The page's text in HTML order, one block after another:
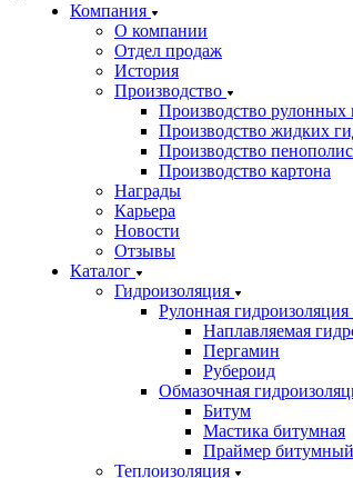
Компания
О компании
Отдел продаж
История
Производство
Производство рулонных
Производство жидких
Производство
Производство картона
Награды
Карьера
Новости
Отзывы
Каталог
Гидроизоляция
Рулонная гидроизоляция
Наплавляемая
Пергамин
Рубероид
Обмазочная
Битум
Мастика битумная
Праймер битумный
Теплоизоляция